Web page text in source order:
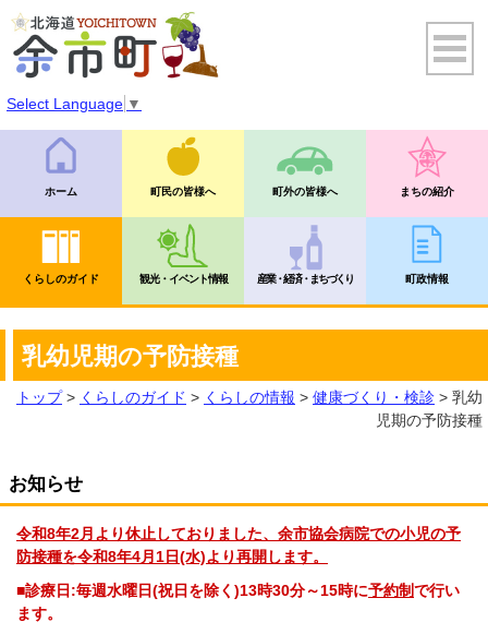
Select Language ▼
ホーム 町民の皆様へ 町外の皆様へ まちの紹介
くらしのガイド 観光・イベント情報 産業・経済・まちづくり 町政情報
乳幼児期の予防接種
トップ> くらしのガイド > くらしの情報 > 健康づくり・検診 > 乳幼
児期の予防接種
お知らせ
令和8年2月より休止しておりました、余市協会病院での小児の予
防接種を令和8年4月1日(水)より再開します。
■診療日:毎週水曜日(祝日を除く)13時30分～15時に予約制で行い
ます。